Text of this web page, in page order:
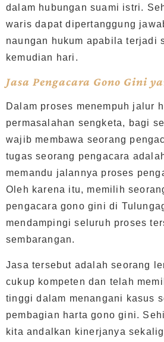
dalam hubungan suami istri.
waris dapat dipertanggung
naungan hukum apabila terjadi
kemudian hari.
Jasa Pengacara Gono Gini
Dalam proses menempuh jalur
permasalahan sengketa, bagi
wajib membawa seorang
tugas seorang pengacara
memandu jalannya proses
Oleh karena itu, memilih
pengacara gono gini di
mendampingi seluruh proses
sembarangan.
Jasa tersebut adalah seorang
cukup kompeten dan telah
tinggi dalam menangani kasus
pembagian harta gono gini.
kita andalkan kinerjanya